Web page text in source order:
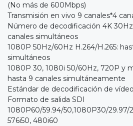
(No más de 600Mbps)
Transmisión en vivo 9 canales*4
Número de decodificación 4K
canales simultáneos
1080P 50Hz/60Hz H.264/H.265:
simultáneos
1080P 30, 1080i 50/60Hz, 720P y
hasta 9 canales simultáneamente
Estándar de decodificación de
Formato de salida SDI
1080P60/59.94/50,1080P30/29.97/
576i50, 480i60